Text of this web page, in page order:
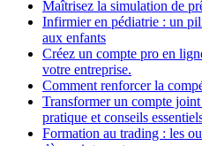
Maîtrisez la simulation de
Infirmier en pédiatrie : un
aux enfants
Créez un compte pro en
votre entreprise.
Comment renforcer la
Transformer un compte
pratique et conseils
Formation au trading : les